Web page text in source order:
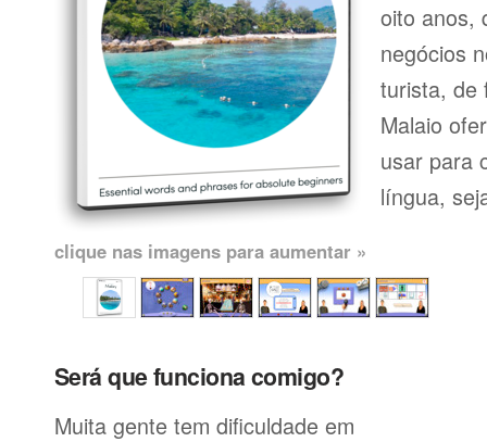
oito anos,
negócios
turista, de
Malaio
usar para
língua,
clique nas imagens para aumentar »
Será que funciona comigo?
Muita gente tem dificuldade em